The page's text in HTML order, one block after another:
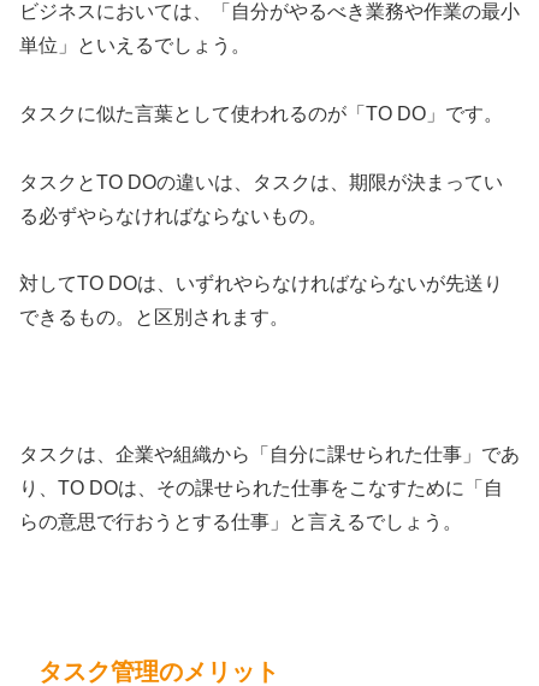
ビジネスにおいては、「自分がやるべき業務や作業の最小
単位」といえるでしょう。
タスクに似た言葉として使われるのが「TO DO」です。
タスクとTO DOの違いは、タスクは、期限が決まってい
る必ずやらなければならないもの。
対してTO DOは、いずれやらなければならないが先送り
できるもの。と区別されます。
タスクは、企業や組織から「自分に課せられた仕事」であ
り、TO DOは、その課せられた仕事をこなすために「自
らの意思で行おうとする仕事」と言えるでしょう。
タスク管理のメリット